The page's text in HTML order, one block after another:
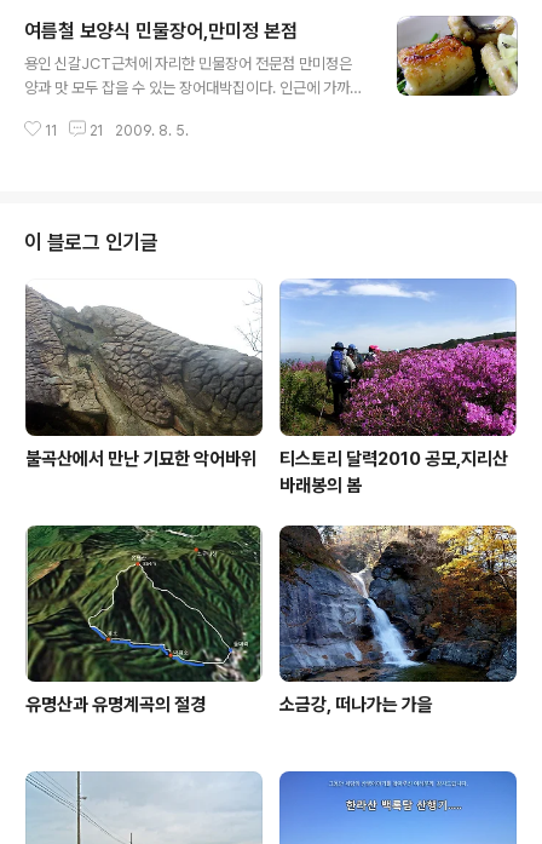
로의 한적한 시골길 곁에 허름해 보이지만 전통의 시골 손
맛을 자랑하는 "소일보리밥"과 "손일 손칼국수" 집이 붙어
있다. 한적한 시골길이지만 허름해 보이는 손칼국수집 주
에 대한 기대감을 갖게하고..... 특이하게도 벽면에는 벽지
여름철 보양식 민물장어,만미정 본점
용인 신갈JCT근처에 자리한 민물장어 전문점 만미정은
양과 맛 모두 잡을 수 있는 장어대박집이다. 인근에 가까운
이 실제 무게와 차이가 많다는 내용이 모방송사에서 방영
은 1KG시식후 500G을 추가로 주문하여 굽는 중인데 지
난주에 들렸던 모식당의 1KG과 맞먹는 양같다. 살이 통통
하게 올라 굽기에도 편하고 식감도 좋다. 처음 1KG을 주문
했을땐 이것보다 1.5배정도 더 굵은 장어가 세마리나 나왔
다. 풍미가 넘치고 담백,ㅡ고소한 민물장어의 맛은 가격대
비 최고가 아니라 지존으로..
11 21 2009. 8. 5.
이 블로그 인기글
불곡산에서 만난 기묘한 악어바위
티스토리 달력2010 공모,지리산
바래봉의 봄
유명산과 유명계곡의 절경 소금강, 떠나가는 가을